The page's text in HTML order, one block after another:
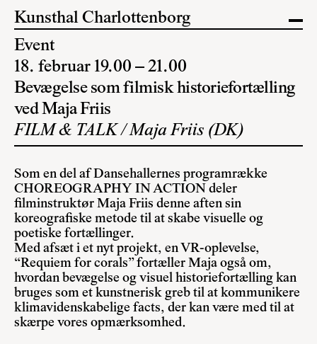
Kunsthal Charlottenborg
Event
18. februar 19.00 – 21.00
Bevægelse som filmisk historiefortælling
ved Maja Friis
FILM & TALK / Maja Friis (DK)
Som en del af Dansehallernes programrække
CHOREOGRAPHY IN ACTION deler
filminstruktør Maja Friis denne aften sin
koreografiske metode til at skabe visuelle og
poetiske fortællinger.
Med afsæt i et nyt projekt, en VR-oplevelse,
“Requiem for corals” fortæller Maja også om,
hvordan bevægelse og visuel historiefortælling kan
bruges som et kunstnerisk greb til at kommunikere
klimavidenskabelige facts, der kan være med til at
skærpe vores opmærksomhed.